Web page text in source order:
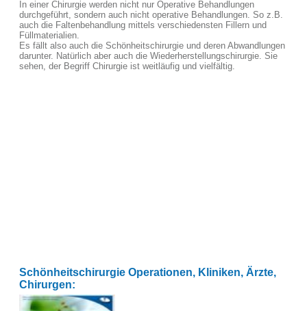
In einer Chirurgie werden nicht nur Operative Behandlungen
durchgeführt, sondern auch nicht operative Behandlungen. So z.B.
auch die Faltenbehandlung mittels verschiedensten Fillern und
Füllmaterialien.
Es fällt also auch die Schönheitschirurgie und deren Abwandlungen
darunter. Natürlich aber auch die Wiederherstellungschirurgie. Sie
sehen, der Begriff Chirurgie ist weitläufig und vielfältig.
Schönheitschirurgie Operationen, Kliniken, Ärzte,
Chirurgen: